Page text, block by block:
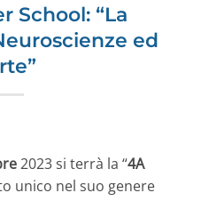
School: “La
ed
2023 si terrà la “4A
unico nel suo genere